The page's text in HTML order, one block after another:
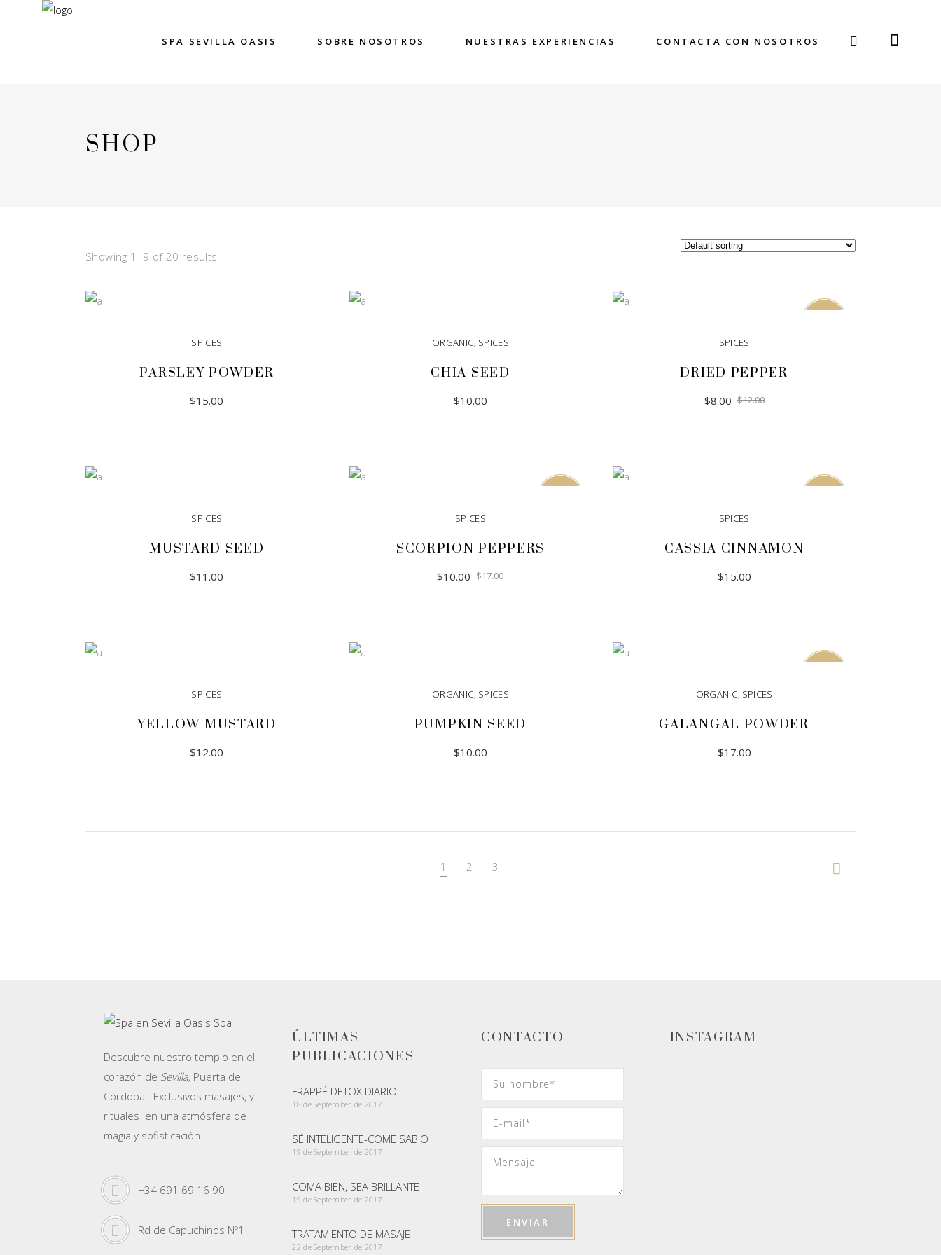
SPA SEVILLA OASIS SOBRE NOSOTROS NUESTRAS EXPERIENCIAS CONTACTA CON NOSOTROS
SHOP
Showing 1–9 of 20 results
SPICES
PARSLEY POWDER
$15.00
ORGANIC, SPICES
CHIA SEED
$10.00
SPICES
DRIED PEPPER
$12.00
$8.00
SPICES
MUSTARD SEED
$11.00
SPICES
SCORPION PEPPERS
$17.00
$10.00
SPICES
CASSIA CINNAMON
$15.00
SPICES
YELLOW MUSTARD
$12.00
ORGANIC, SPICES
PUMPKIN SEED
$10.00
ORGANIC, SPICES
GALANGAL POWDER
$17.00
1 2 3
Descubre nuestro templo en el
corazón de Sevilla,Puerta de
Córdoba . Exclusivos masajes, y
rituales en una atmósfera de
magia y sofisticación.
+34 691 69 16 90
Rd de Capuchinos Nº1
ÚLTIMAS
PUBLICACIONES
FRAPPÉ DETOX DIARIO
18 de September de 2017
SÉ INTELIGENTE-COME SABIO
19 de September de 2017
COMA BIEN, SEA BRILLANTE
19 de September de 2017
TRATAMIENTO DE MASAJE
22 de September de 2017
CONTACTO INSTAGRAM